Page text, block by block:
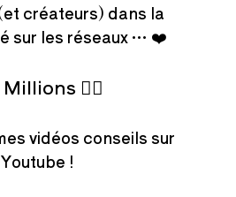
créateurs) dans la
sur les réseaux … ❤️
👌🏻
vidéos conseils sur
Youtube !